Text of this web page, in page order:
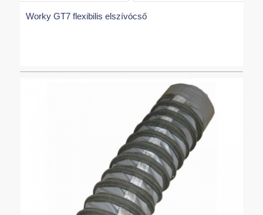
Worky GT7 flexibilis elszívócső